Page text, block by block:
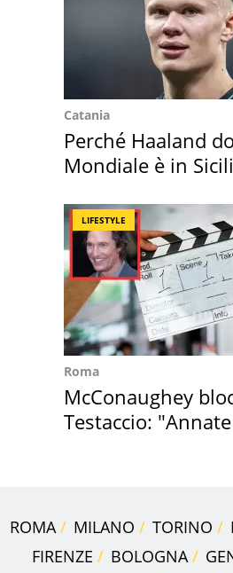
Catania
Perché Haaland
Mondiale è in
LIFESTYLE
Roma
McConaughey
Testaccio:
ROMA MILANO TORINO
FIRENZE
BOLOGNA